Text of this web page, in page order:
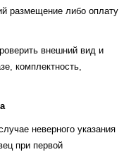
размещение либо оплату
внешний вид и
комплектность,
неверного указания
при первой